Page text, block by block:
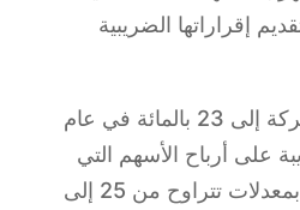
إقراراتها الضريبية
تم تخفيض معدل الشركة إلى 23 بالمائة في عام
على أرباح الأسهم التي
تدفعها الشركة للفرد بمعدلات تتراوح من 25 إلى